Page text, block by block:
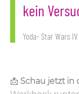
kein
Yoda- Star Wars IV
📩 Schau jetzt in